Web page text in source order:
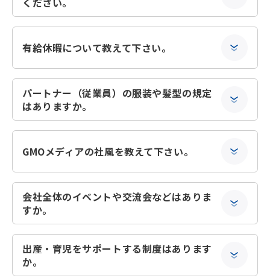
有給休暇について教えて下さい。
パートナー（従業員）の服装や髪型の規定
はありますか。
GMOメディアの社風を教えて下さい。
会社全体のイベントや交流会などはありま
すか。
出産・育児をサポートする制度はあります
か。